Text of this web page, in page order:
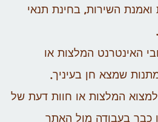
ואמנת השירות, בחינת תנאי
האינטרנט המלצות או
שמצא חן בעיניך.
למצוא המלצות או חוות דעת של
כבר בעבודה מול האתר